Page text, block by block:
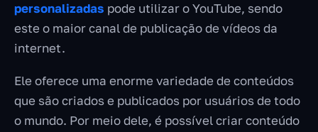
personalizadas pode utilizar o YouTube, sendo
este o maior canal de publicação de vídeos da
internet.
Ele oferece uma enorme variedade de conteúdos
que são criados e publicados por usuários de todo
o mundo. Por meio dele, é possível criar conteúdo